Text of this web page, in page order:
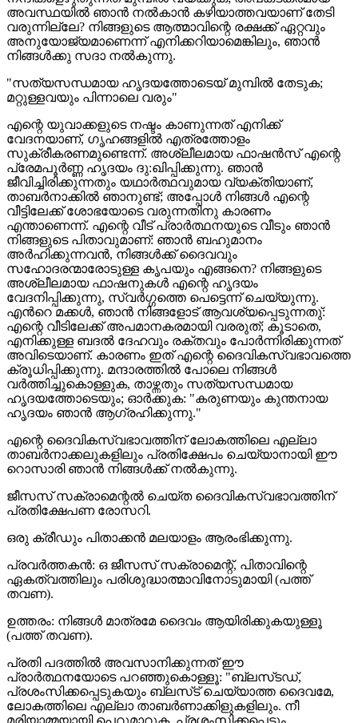
അവസ്ഥയിൽ ഞാന്‍ നൽകാൻ കഴിയാത്തവയാണ് തേടി
വരുന്നില്ലേ? നിങ്ങളുടെ ആത്മാവിന്റെ രക്ഷക്ക് ഏറ്റവും
അനുയോജ്യമാണെന്ന് എനിക്കറിയാമെങ്കിലും, ഞാൻ
നിങ്ങൾക്കു സദാ നൽകുന്നു.
"സത്യസന്ധമായ ഹൃദയത്തോടെയ്‍ മുമ്പിൽ തേടുക;
മറ്റുള്ളവയും പിന്നാലെ വരും"
എന്റെ യുവാക്കളുടെ നഷ്ടം കാണുന്നത് എനിക്ക്
വേദനയാണ്, ഗൃഹങ്ങളിൽ എത്രത്തോളം
സുക്രീകരണമുണ്ടെന്ന്. അശ്ലീലമായ ഫാഷൻസ് എന്റെ
പ്രേമപൂർണ്ണ ഹൃദയം ദു:ഖിപ്പിക്കുന്നു. ഞാൻ
ജീവിച്ചിരിക്കുന്നതും യഥാർത്ഥവുമായ വ്യക്തിയാണ്,
താബർനാക്കില്‍ ഞാനുണ്ട്; അപ്പോൾ നിങ്ങൾ എന്റെ
വീട്ടിലേക്ക് ശോഭയോടെ വരുന്നതിനു കാരണം
എന്താണെന്ന്. എന്റെ വീട് പ്രാർത്ഥനയുടെ വീടും ഞാൻ
നിങ്ങളുടെ പിതാവുമാണ്: ഞാന്‍ ബഹുമാനം
അർഹിക്കുന്നവൻ, നിങ്ങൾക്ക് ദൈവവും
സഹോദരന്മാരോടുള്ള കൃപയും എങ്ങനെ? നിങ്ങളുടെ
അശ്ലീലമായ ഫാഷനുകൾ എന്റെ ഹൃദയം
വേദനിപ്പിക്കുന്നു, സ്വർഗ്ഗത്തെ പെട്ടെന്ന് ചെയ്യുന്നു.
എൻറെ മക്കൾ, ഞാൻ നിങ്ങളോട് ആവശ്യപ്പെടുന്നതു്:
എന്റെ വീടിലേക്ക് അപമാനകരമായി വരരുത്; കൂടാതെ,
എനിക്കുള്ള ബദൽ ദേഹവും രക്തവും പോർന്നിരിക്കുന്നത്
അവിടെയാണ്. കാരണം ഇത് എന്റെ ദൈവികസ്വഭാവത്തെ
ക്രൂധിപ്പിക്കുന്നു. മന്ദാരത്തിൽ പോലെ നിങ്ങൾ
വർത്തിച്ചുകൊള്ളുക, താഴ്ന്നതും സത്യസന്ധമായ
ഹൃദയത്തോടെയും; ഓർക്കുക: "കരുണയും കുന്തനായ
ഹൃദയം ഞാൻ ആഗ്രഹിക്കുന്നു."
എന്റെ ദൈവികസ്വഭാവത്തിന് ലോകത്തിലെ എല്ലാ
താബർനാക്കലുകളിലും പ്രതിക്ഷേപം ചെയ്യാനായി ഈ
റൊസാരി ഞാൻ നിങ്ങൾക്ക് നൽകുന്നു.
ജീസസ് സക്രാമെന്റൽ ചെയ്ത ദൈവികസ്വഭാവത്തിന്
പ്രതിക്ഷേപണ രോസറി.
ഒരു ക്രീഡും പിതാക്കന്‍ മലയാളം ആരംഭിക്കുന്നു.
പ്രവർത്തകൻ: ഒ ജീസസ് സക്രാമെന്റ്, പിതാവിന്റെ
ഏകത്വത്തിലും പരിശുദ്ധാത്മാവിനോടുമായി (പത്ത്
തവണ).
ഉത്തരം: നിങ്ങൾ മാത്രമേ ദൈവം ആയിരിക്കുകയുള്ളൂ
(പത്ത് തവണ).
പ്രതി പദത്തിൽ അവസാനിക്കുന്നത് ഈ
പ്രാർത്ഥനയോടെ പറഞ്ഞുകൊള്ളൂ: "ബ്ലസ്‌ടഡ്,
പ്രശംസിക്കപ്പെടുകയും ബ്ലസ്‌ട് ചെയ്യാത്ത ദൈവമേ,
ലോകത്തിലെ എല്ലാ താബർണാക്കിളുകളിലും. നീ
മരിയാമ്മയായി പെറുമാറുക, പ്രശംസിക്കപ്പെട്ടും